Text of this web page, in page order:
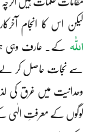
لیکن اس کا انجام
اللّٰہ
کے۔ عارف وہی
سے نجات حاصل کر
وحدانیت میں غرق
لوگوں کے معرفتِ الٰہی